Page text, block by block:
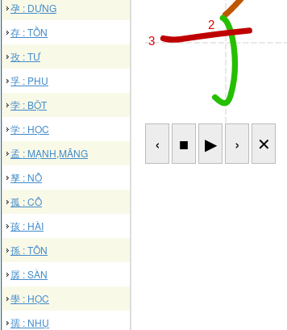
孕 : DỰNG
存 : TỒN
孜 : TƯ
孚 : PHU
孛 : BỘT
学 : HỌC
孟 : MẠNH,MÃNG
孥 : NÔ
孤 : CÔ
孩 : HÀI
孫 : TÔN
孱 : SÀN
學 : HỌC
孺 : NHỤ
2
3
‹ ■ ▶ › ✕